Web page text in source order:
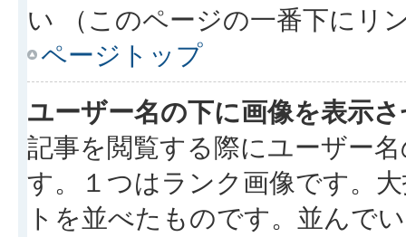
い （このページの一番下にリ
ページトップ
ユーザー名の下に画像を表示
記事を閲覧する際にユーザー
す。１つはランク画像です。
トを並べたものです。並んで